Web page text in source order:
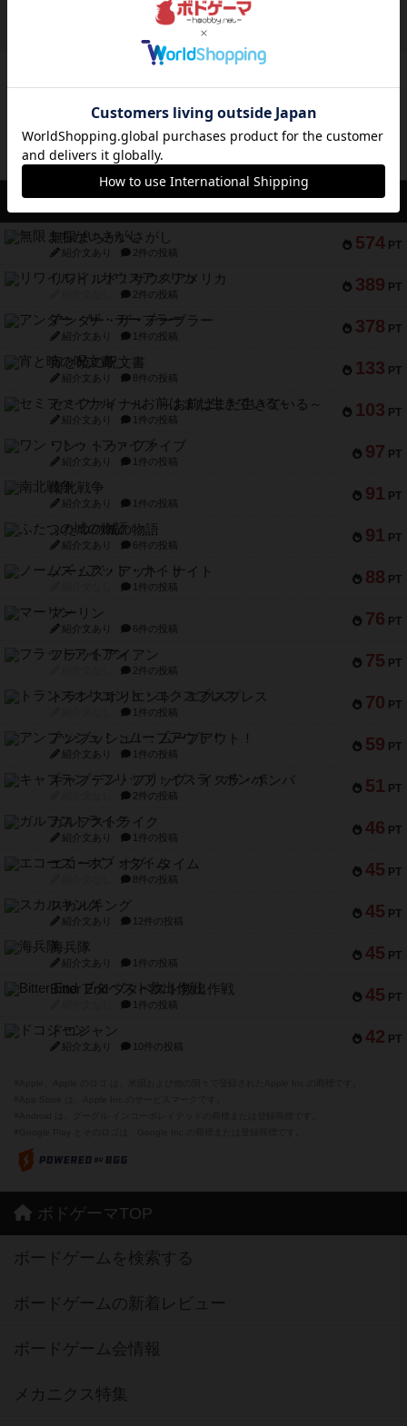
かれたダイス。これを振っ...
約18時間前by みいやん
ボドゲーマのアプリ版はこちら
アクセス数 急上昇中
574 PT
無限まちがいさがし
紹介文あり 2件の投稿
389 PT
リワイルド：サウスアメリカ
2件の投稿
378 PT
アンダー・ザ・テーブラー
紹介文あり 1件の投稿
133 PT
宵と暁の呪文書
紹介文あり 8件の投稿
103 PT
セミファイナル ～お前はまだ生きている～
紹介文あり 1件の投稿
97 PT
ワン・トゥ・ファイブ
紹介文あり 1件の投稿
91 PT
南北戦争
紹介文あり 1件の投稿
91 PT
ふたつの城の物語
紹介文あり 6件の投稿
88 PT
ノームズ・アット・ナイト
1件の投稿
76 PT
マーリン
紹介文あり 6件の投稿
75 PT
フラットアイアン
2件の投稿
70 PT
トランスオリエント・エクスプレス
1件の投稿
59 PT
アンブッシュ！：ムーブアウト！
紹介文あり 1件の投稿
51 PT
キャプテン・フリップ：イスラ・ボンバ
2件の投稿
46 PT
ガルフストライク
紹介文あり 1件の投稿
45 PT
エコーズ・オブ・タイム
8件の投稿
45 PT
スカルキング
紹介文あり 12件の投稿
45 PT
海兵隊
紹介文あり 1件の投稿
45 PT
Bitter End ブタペスト救出作戦
1件の投稿
42 PT
ドコジャン
紹介文あり 10件の投稿
ボドゲーマTOP
ボードゲームを検索する
ボードゲームの新着レビュー
ボードゲーム会情報
メカニクス特集